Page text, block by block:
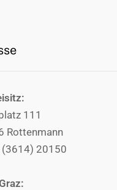
111
Rottenmann
(3614) 20150